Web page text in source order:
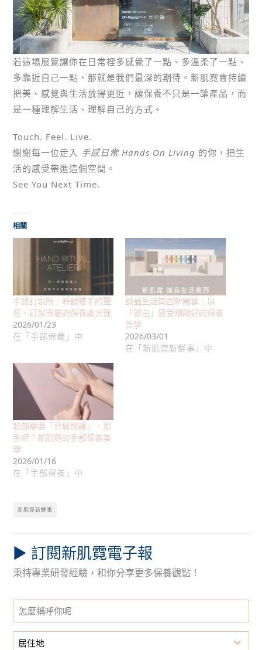
若這場展覽讓你在日常裡多感覺了一點、多溫柔了一點、
多靠近自己一點，那就是我們最深的期待。新肌霓會持續
把美、感覺與生活放得更近，讓保養不只是一罐產品，而
是一種理解生活、理解自己的方式。
Touch. Feel. Live.
謝謝每一位走入 手感日常 Hands On Living 的你，把生
活的感受帶進這個空間。
See You Next Time.
相關
手感訂製所｜聆聽雙手的聲
音，訂製專屬的保養處方籤
2026/01/23
在「手部保養」中
誠品生活南西新開幕｜以
「留白」感受剛剛好的保養
哲學
2026/03/01
在「新肌霓新鮮事」中
臉部需要「分層照護」，那
手呢？新肌霓的手部保養美
學
2026/01/16
在「手部保養」中
新肌霓新鮮事
▶︎ 訂閱新肌霓電子報
秉持專業研發經驗，和你分享更多保養觀點！
居住地